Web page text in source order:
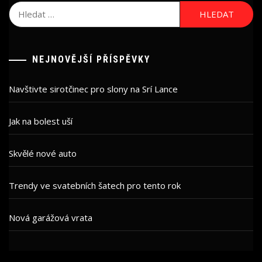
Vyhledávání
NEJNOVĚJŠÍ PŘÍSPĚVKY
Navštivte sirotčinec pro slony na Srí Lance
Jak na bolest uší
Skvělé nové auto
Trendy ve svatebních šatech pro tento rok
Nová garážová vrata